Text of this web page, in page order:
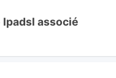
associé